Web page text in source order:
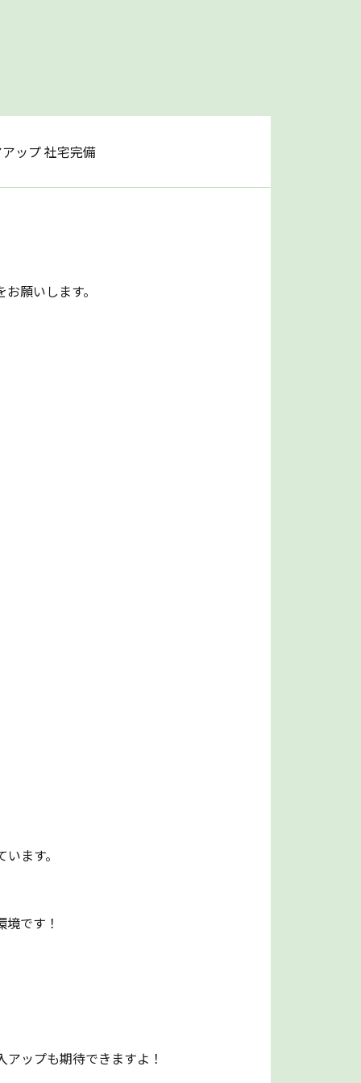
ップ 社宅完備
願いします。
ます。
です！
ップも期待できますよ！